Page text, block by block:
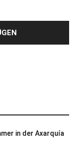
in der Axarquía